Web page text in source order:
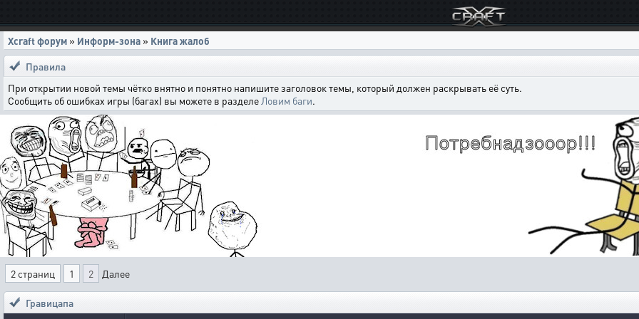
Xcraft форум » Информ-зона » Книга жалоб
Правила
При открытии новой темы чётко внятно и понятно напишите заголовок темы, который должен раскрывать её суть.
Сообщить об ошибках игры (багах) вы можете в разделе Ловим баги.
2 страниц 1 2 Далее
Гравицапа